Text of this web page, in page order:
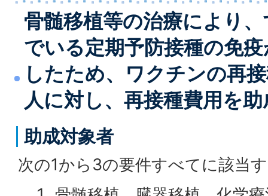
骨髄移植等の治療により
でいる定期予防接種の免
したため、ワクチンの再
人に対し、再接種費用を
助成対象者
次の1から3の要件すべてに該当